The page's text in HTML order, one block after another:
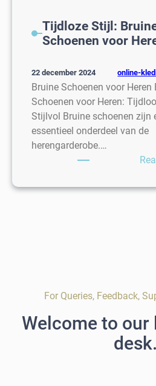
Tijdloze Stijl:
Schoenen voor
22 december 2024 online-
Bruine Schoenen voor Heren
Schoenen voor Heren:
Stijlvol Bruine schoenen zijn
essentieel onderdeel van de
herengarderobe.…
For Queries, Feedback,
Welcome to
desk.